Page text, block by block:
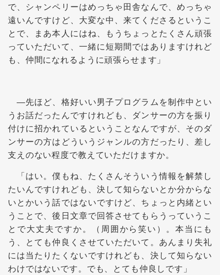
で、シャンペリーはめっちゃ田舎なんで、めっちゃ
遠いんですけど、大変な中、来てくださるというこ
とで、まあ本人にはね、もうちょっとたくさん頑張
っていただいて、一緒に短期間ではありますけれど
も、仲間になれるように頑張らせます」
―先ほど、格好いい男子プログラムを制作中とい
うお話だったんですけれども、ダンサーの方を振り
付けに招かれているということなんですが、そのダ
ンサーの方はどういうジャンルの方だったり、差し
支えのない程度で教えていただけますか。
「はい。僕もね、たくさんそういう情報を解禁し
たいんですけれども、決して知らないとか分からな
いとかいう話ではないですけど、ちょっと内緒とい
うことで、後日文章で回答させてもらうっていうこ
とで大丈夫ですか。（周囲から笑い）。本当にも
う、とても仲良くさせていただいて。あんまり失礼
には当たりたくないですけれども、決して知らない
わけではないです。でも、とても仲良しです」